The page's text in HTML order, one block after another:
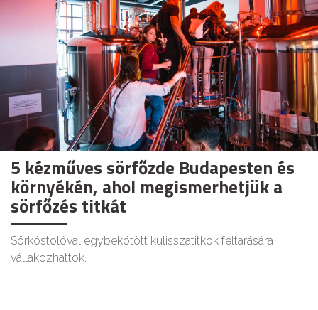
5 kézműves sörfőzde Budapesten és
környékén, ahol megismerhetjük a
sörfőzés titkát
Sörkóstolóval egybekötött kulisszatitkok feltárására
vállakozhattok.